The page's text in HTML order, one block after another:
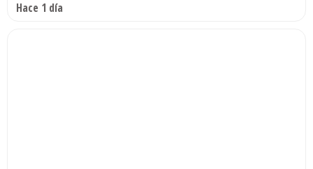
Hace 1 día